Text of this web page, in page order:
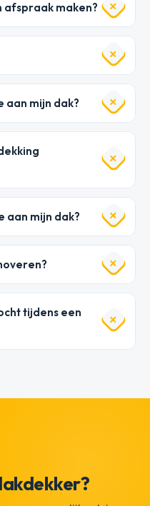
afspraak maken?
aan mijn dak?
aan mijn dak?
tijdens een